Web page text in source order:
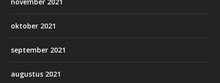
oktober 2021
september 2021
augustus 2021